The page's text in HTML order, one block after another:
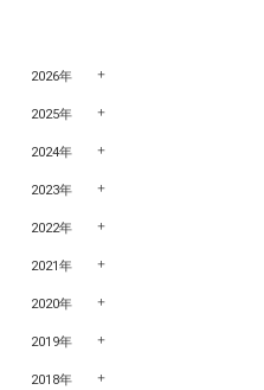
2026年
2025年
2024年
2023年
2022年
2021年
2020年
2019年
2018年